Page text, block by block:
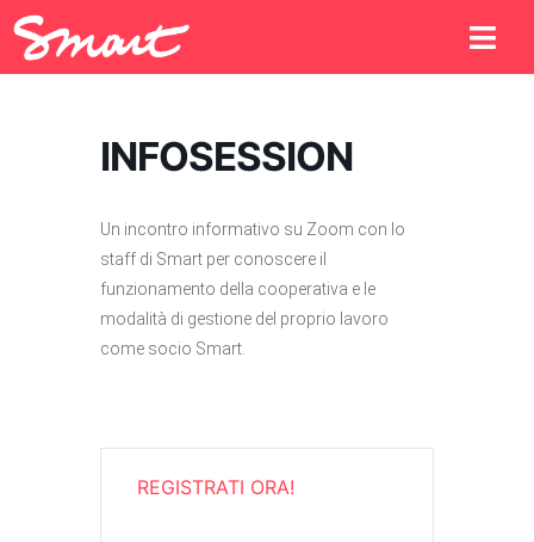
INFOSESSION
Un incontro informativo su Zoom con lo
staff di Smart per conoscere il
funzionamento della cooperativa e le
modalità di gestione del proprio lavoro
come socio Smart.
REGISTRATI ORA!